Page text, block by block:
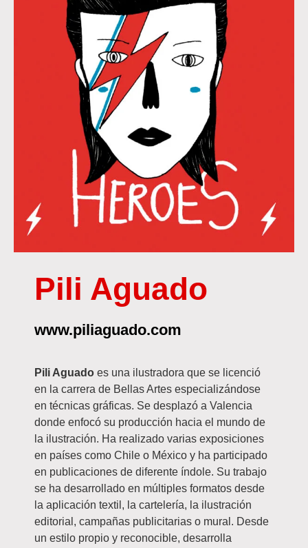
Pili Aguado
www.piliaguado.com
Pili Aguado es una ilustradora que se licenció
en la carrera de Bellas Artes especializándose
en técnicas gráficas. Se desplazó a Valencia
donde enfocó su producción hacia el mundo de
la ilustración. Ha realizado varias exposiciones
en países como Chile o México y ha participado
en publicaciones de diferente índole. Su trabajo
se ha desarrollado en múltiples formatos desde
la aplicación textil, la cartelería, la ilustración
editorial, campañas publicitarias o mural. Desde
un estilo propio y reconocible, desarrolla